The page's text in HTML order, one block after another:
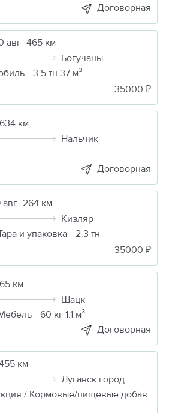
Договорная
авг 465 км
Богучаны
3.5 тн 37 м³
35000 ₽
км
Нальчик
Договорная
авг 264 км
Кизляр
и упаковка
2.3 тн
35000 ₽
км
Шацк
60 кг 1.1 м³
Договорная
км
Луганск город
/ Кормовые/пищевые добав